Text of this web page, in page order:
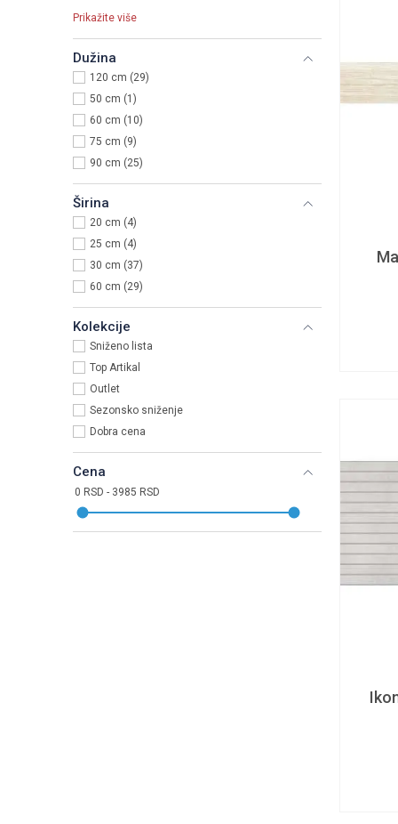
Prikažite više
Dužina
120 cm (29)
50 cm (1)
60 cm (10)
75 cm (9)
90 cm (25)
Širina
20 cm (4)
25 cm (4)
30 cm (37)
60 cm (29)
Kolekcije
Sniženo lista
Top Artikal
Outlet
Sezonsko sniženje
Dobra cena
Cena